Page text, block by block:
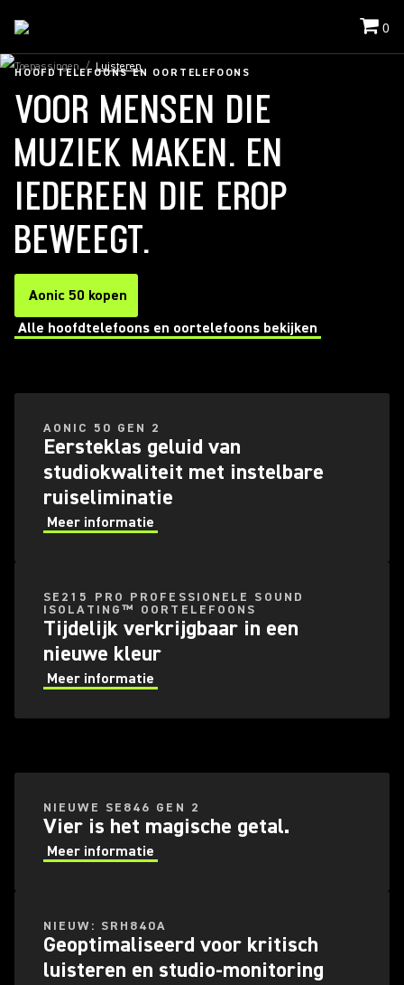
0
Toepassingen / Luisteren
HOOFDTELEFOONS EN OORTELEFOONS
VOOR MENSEN DIE
MUZIEK MAKEN. EN
IEDEREEN DIE EROP
BEWEEGT.
Aonic 50 kopen
Alle hoofdtelefoons en oortelefoons bekijken
AONIC 50 GEN 2
Eersteklas geluid van
studiokwaliteit met instelbare
ruiseliminatie
Meer informatie
SE215 PRO PROFESSIONELE SOUND
ISOLATING™ OORTELEFOONS
Tijdelijk verkrijgbaar in een
nieuwe kleur
Meer informatie
NIEUWE SE846 GEN 2
Vier is het magische getal.
Meer informatie
NIEUW: SRH840A
Geoptimaliseerd voor kritisch
luisteren en studio-monitoring